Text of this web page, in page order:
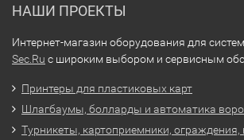
НАШИ ПРОЕКТЫ
Интернет-магазин оборудования для
Sec.Ru с широким выбором и сервисным
Принтеры для пластиковых карт
Шлагбаумы, болларды и автоматика
Турникеты, картоприемники, ограждения,